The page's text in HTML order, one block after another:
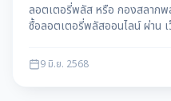
ลอตเตอรี่พลัส หรือ กองสลาก
ซื้อลอตเตอรี่พลัสออนไลน์ ผ่าน
maesotdata
9 มิ.ย. 2568